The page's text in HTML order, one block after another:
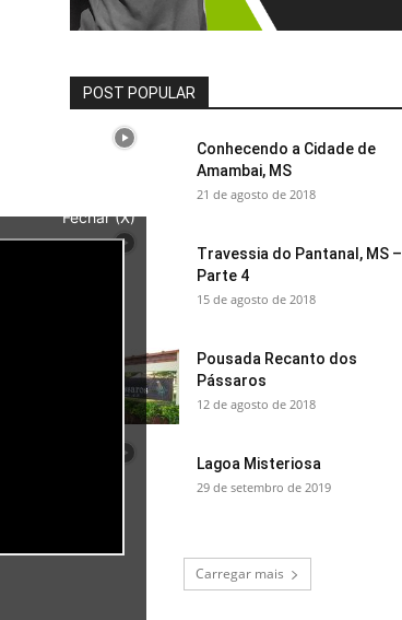
POST POPULAR
Conhecendo a Cidade de
Amambai, MS
21 de agosto de 2018
Travessia do Pantanal, MS –
Parte 4
15 de agosto de 2018
Pousada Recanto dos
Pássaros
12 de agosto de 2018
Lagoa Misteriosa
29 de setembro de 2019
Carregar mais
Fechar (X)